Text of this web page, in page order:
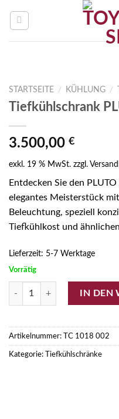
Inhalt
STARTSEITE / KÜHLUNG /
Tiefkühlschrank
3.500,00 €
exkl. 19 % MwSt. zzgl.
Entdecken Sie den
elegantes Meisterstück
Beleuchtung, speziell
Tiefkühlkost und
Lieferzeit: 5-7 Werktage
Vorrätig
Tiefkühlschrank PLUTO 1300
IN DEN
Artikelnummer: TC 1018 002
Kategorie: Tiefkühlschränke